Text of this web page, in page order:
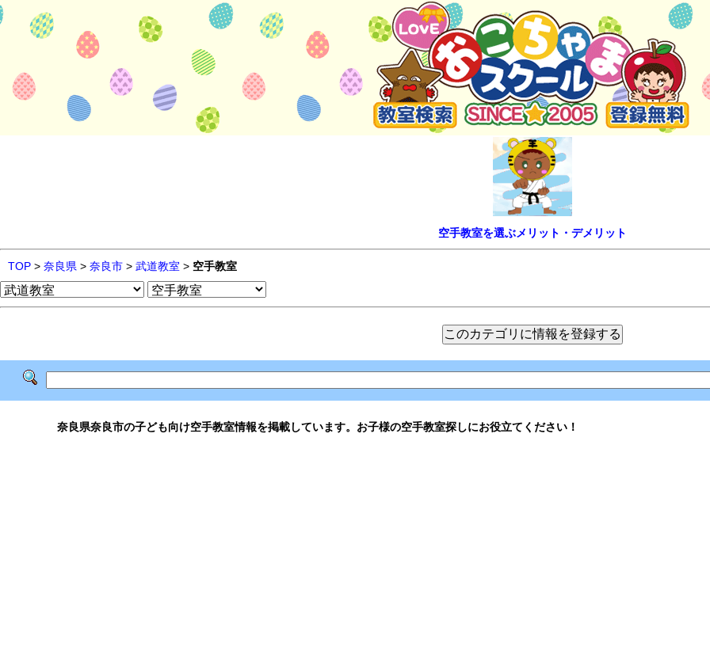
空手教室を選ぶメリット・デメリット
TOP > 奈良県 > 奈良市 > 武道教室 > 空手教室
奈良県奈良市の子ども向け空手教室情報を掲載しています。お子様の空手教室探しにお役立てください！